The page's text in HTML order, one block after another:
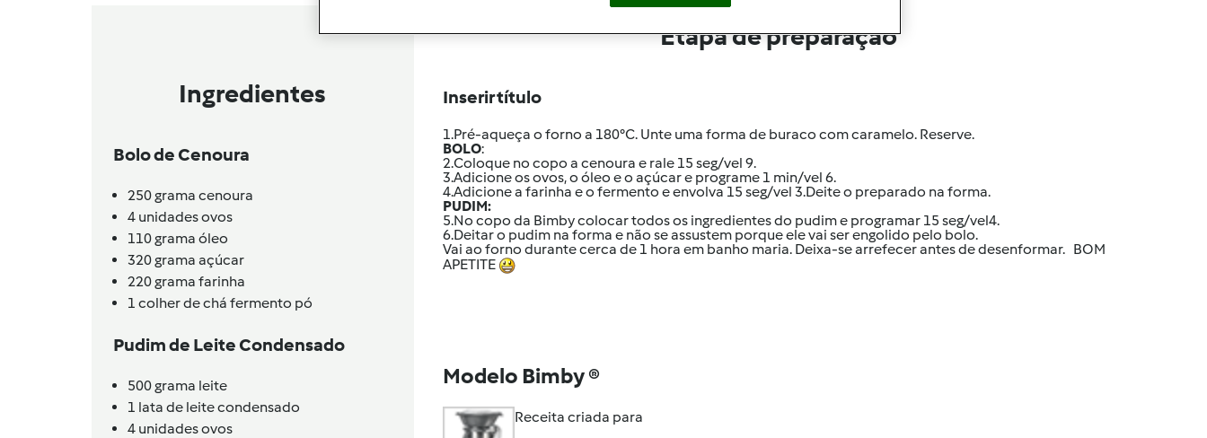
Ingredientes
Bolo de Cenoura
250grama cenoura
4 unidadesovos
110grama óleo
320grama açúcar
220grama farinha
1 colher de chá fermento pó
Pudim de Leite Condensado
500grama leite
1 lata de leite condensado
4 unidadesovos
Etapa de preparação
Inserir título
1.Pré-aqueça o forno a 180°C. Unte uma forma de buraco com caramelo. Reserve.
BOLO:
2.Coloque no copo a cenoura e rale 15 seg/vel 9.
3.Adicione os ovos, o óleo e o açúcar e programe 1 min/vel 6.
4.Adicione a farinha e o fermento e envolva 15 seg/vel 3.Deite o preparado na forma.
PUDIM:
5.No copo da Bimby colocar todos os ingredientes do pudim e programar 15 seg/vel4.
6.Deitar o pudim na forma e não se assustem porque ele vai ser engolido pelo bolo.
Vai ao forno durante cerca de 1 hora em banho maria. Deixa-se arrefecer antes de desenformar. BOM
APETITE
Modelo Bimby ®
Receita criada para